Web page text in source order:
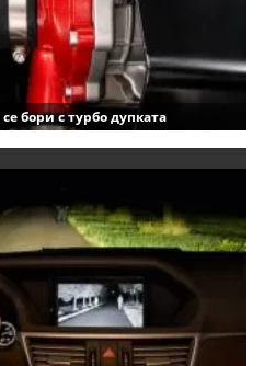
бори с турбо дупката